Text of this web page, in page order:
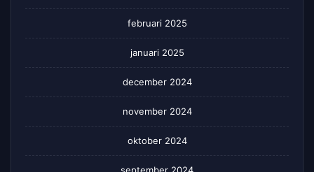
februari 2025
januari 2025
december 2024
november 2024
oktober 2024
september 2024